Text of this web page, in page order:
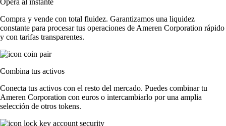
Compra y vende con total fluidez. Garantizamos una liquidez
constante para procesar tus operaciones de Ameren Corporation rápido
y con tarifas transparentes.
Combina tus activos
Conecta tus activos con el resto del mercado. Puedes combinar tu
Ameren Corporation con euros o intercambiarlo por una amplia
selección de otros tokens.